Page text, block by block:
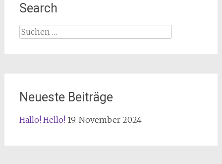
Search
Suchen
Neueste Beiträge
Hallo! Hello! 19. November 2024